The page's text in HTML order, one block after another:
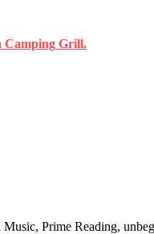
Camping Grill.
Prime Reading,